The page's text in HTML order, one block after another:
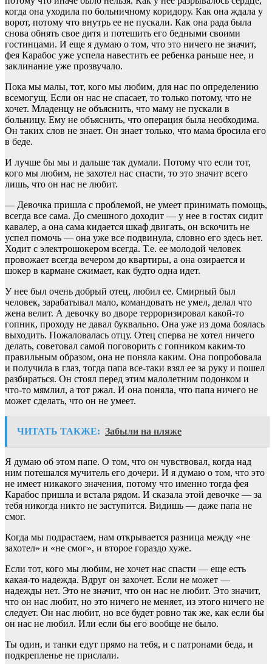
когда она уходила по больничному коридору. Как она ждала у
ворот, потому что внутрь ее не пускали. Как она рада была
снова обнять свое дитя и потешить его бедными своими
гостинцами. И еще я думаю о том, что это ничего не значит,
фея Карабос уже успела навестить ее ребенка раньше нее, и
заклинание уже прозвучало.
Пока мы малы, тот, кого мы любим, для нас по определению
всемогущ. Если он нас не спасает, то только потому, что не
хочет. Младенцу не объяснить, что маму не пускали в
больницу. Ему не объяснить, что операция была необходима.
Он таких слов не знает. Он знает только, что мама бросила его
в беде.
И лучше бы мы и дальше так думали. Потому что если тот,
кого мы любим, не захотел нас спасти, то это значит всего
лишь, что он нас не любит.
— Девочка пришла с проблемой, не умеет принимать помощь,
всегда все сама. До смешного доходит — у нее в гостях сидит
кавалер, а она сама кидается шкаф двигать, он вскочить не
успел помочь — она уже все подвинула, словно его здесь нет.
Ходит с электрошокером всегда. Т.е. ее молодой человек
провожает всегда вечером до квартиры, а она озирается и
шокер в кармане сжимает, как будто одна идет.
У нее был очень добрый отец, любил ее. Смирный был
человек, зарабатывал мало, командовать не умел, делал что
жена велит. А девочку во дворе терроризировал какой-то
гопник, проходу не давал буквально. Она уже из дома боялась
выходить. Пожаловалась отцу. Отец сперва не хотел ничего
делать, советовал самой поговорить с гопником каким-то
правильным образом, она не поняла каким. Она попробовала
и получила в глаз, тогда папа все-таки взял ее за руку и пошел
разбираться. Он стоял перед этим малолетним подонком и
что-то мямлил, а тот ржал. И она поняла, что папа ничего не
может сделать, что он не умеет.
ЧИТАТЬ ТАКЖЕ: Забыли на пляже
Я думаю об этом папе. О том, что он чувствовал, когда над
ним потешался мучитель его дочери. И я думаю о том, что это
не имеет никакого значения, потому что именно тогда фея
Карабос пришла и встала рядом. И сказала этой девочке — за
тебя никогда никто не заступится. Видишь — даже папа не
смог.
Когда мы подрастаем, нам открывается разница между «не
захотел» и «не смог», и второе гораздо хуже.
Если тот, кого мы любим, не хочет нас спасти — еще есть
какая-то надежда. Вдруг он захочет. Если не может —
надежды нет. Это не значит, что он нас не любит. Это значит,
что он нас любит, но это ничего не меняет, из этого ничего не
следует. Он нас любит, но все будет ровно так же, как если бы
он нас не любил. Или если бы его вообще не было.
Ты один, и танки едут прямо на тебя, и с патронами беда, и
подкрепленье не прислали.